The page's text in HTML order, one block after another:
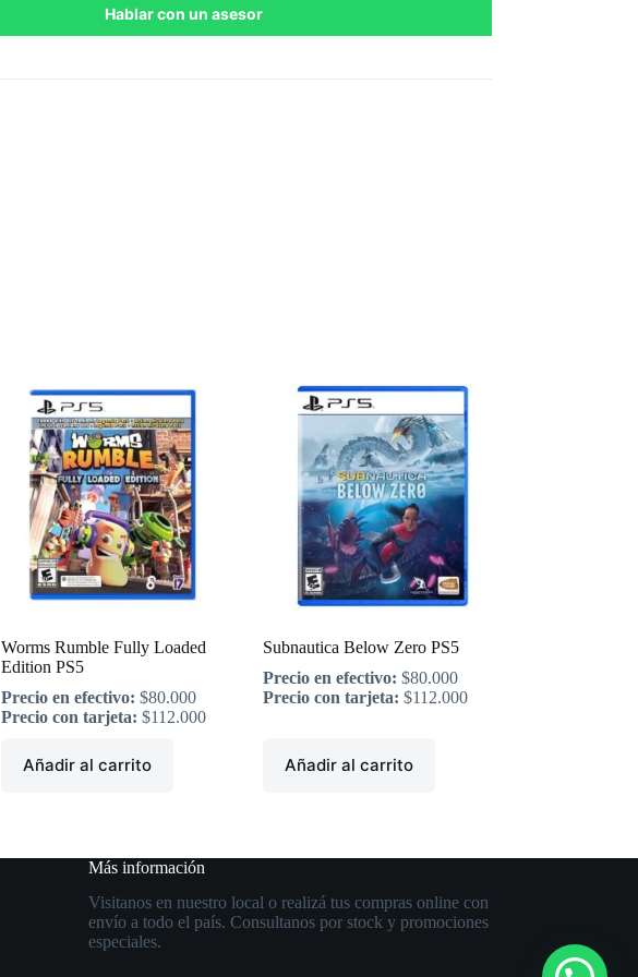
Hablar con un asesor
Worms Rumble Fully Loaded
Edition PS5
Precio en efectivo: $80.000
Precio con tarjeta: $112.000
Añadir al carrito
Subnautica Below Zero PS5
Precio en efectivo: $80.000
Precio con tarjeta: $112.000
Añadir al carrito
Más información
Visitanos en nuestro local o realizá tus compras online con
envío a todo el país. Consultanos por stock y promociones
especiales.